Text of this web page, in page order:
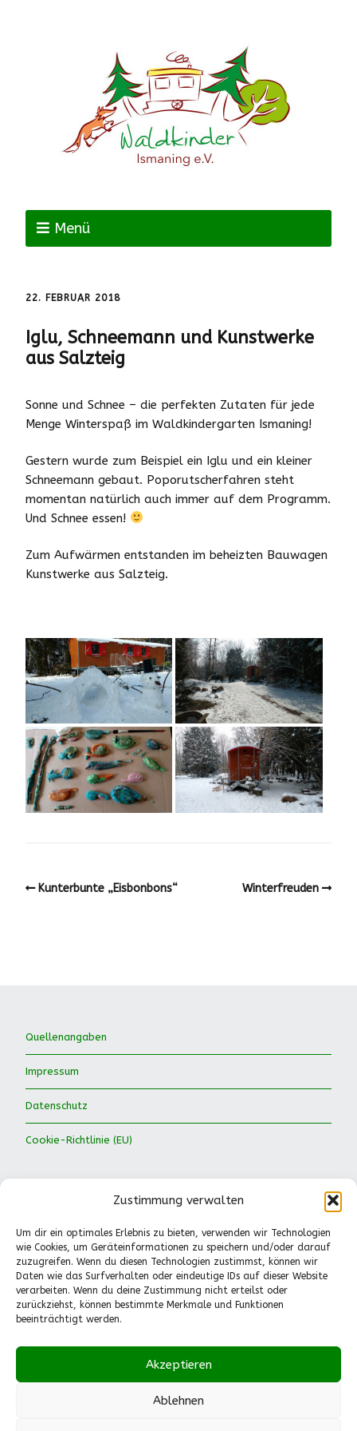
Zustimmung verwalten
Um dir ein optimales Erlebnis zu bieten, verwenden wir Technologien
wie Cookies, um Geräteinformationen zu speichern und/oder darauf
zuzugreifen. Wenn du diesen Technologien zustimmst, können wir
Daten wie das Surfverhalten oder eindeutige IDs auf dieser Website
verarbeiten. Wenn du deine Zustimmung nicht erteilst oder
zurückziehst, können bestimmte Merkmale und Funktionen
beeinträchtigt werden.
Akzeptieren
Ablehnen
Menü
22. FEBRUAR 2018
Iglu, Schneemann und Kunstwerke
aus Salzteig
Sonne und Schnee – die perfekten Zutaten für jede
Menge Winterspaß im Waldkindergarten Ismaning!
Gestern wurde zum Beispiel ein Iglu und ein kleiner
Schneemann gebaut. Poporutscherfahren steht
momentan natürlich auch immer auf dem Programm.
Und Schnee essen!
Zum Aufwärmen entstanden im beheizten Bauwagen
Kunstwerke aus Salzteig.
Kunterbunte „Eisbonbons“ Winterfreuden
Quellenangaben
Impressum
Datenschutz
Cookie-Richtlinie (EU)
Waldkinder Ismaning e.V.
Dorfstraße 66
85737 Ismaning
Tel.: 089-41611244
(Mo.-Fr., 13-14.30 Uhr):
info@waldkinder-ismaning.de